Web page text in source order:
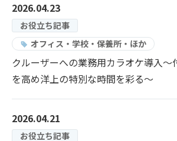
よくあるご質問
楽曲検索
新曲情報
営業所一覧
2026.04.23
お役立ち記事
オフィス・学校・保養所・ほか
クルーザーへの業務用カラオケ導入～
を高め洋上の特別な時間を彩る～
2026.04.21
お役立ち記事